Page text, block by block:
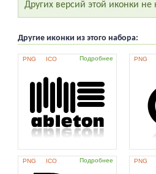
Других версий этой иконки не
Другие иконки из этого набора:
PNG ICO Подробнее PNG
PNG ICO Подробнее PNG